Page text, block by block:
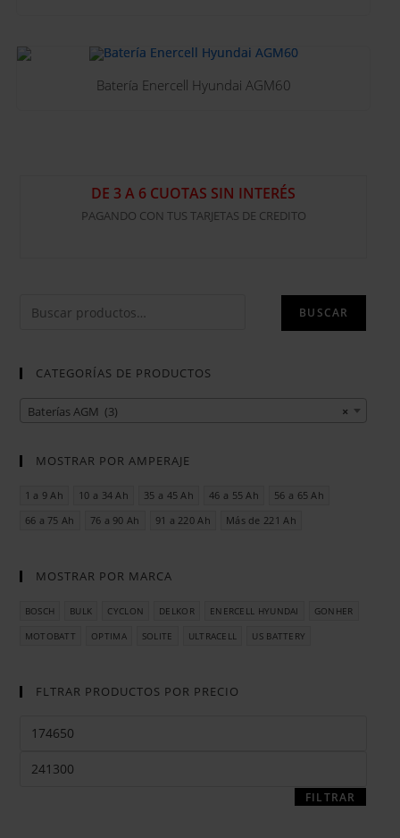
Batería Enercell Hyundai AGM60
DE 3 A 6 CUOTAS SIN INTERÉS
PAGANDO CON TUS TARJETAS DE CREDITO
BUSCAR
CATEGORÍAS DE PRODUCTOS
×
Baterías AGM (3)
MOSTRAR POR AMPERAJE
1 a 9 Ah 10 a 34 Ah 35 a 45 Ah 46 a 55 Ah
56 a 65 Ah
66 a 75 Ah
76 a 90 Ah 91 a 220 Ah Más de 221 Ah
MOSTRAR POR MARCA
BOSCH BULK CYCLON DELKOR ENERCELL HYUNDAI
GONHER
MOTOBATT
OPTIMA SOLITE ULTRACELL US BATTERY
FLTRAR PRODUCTOS POR PRECIO
FILTRAR